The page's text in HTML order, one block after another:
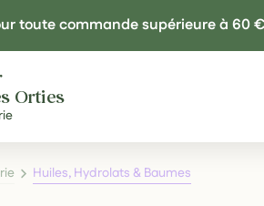
toute commande supérieure à 60 €
Orties
Huiles, Hydrolats & Baumes